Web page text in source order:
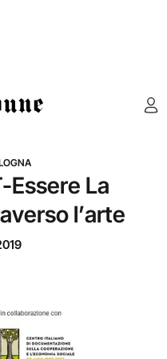
Essere La
l’arte